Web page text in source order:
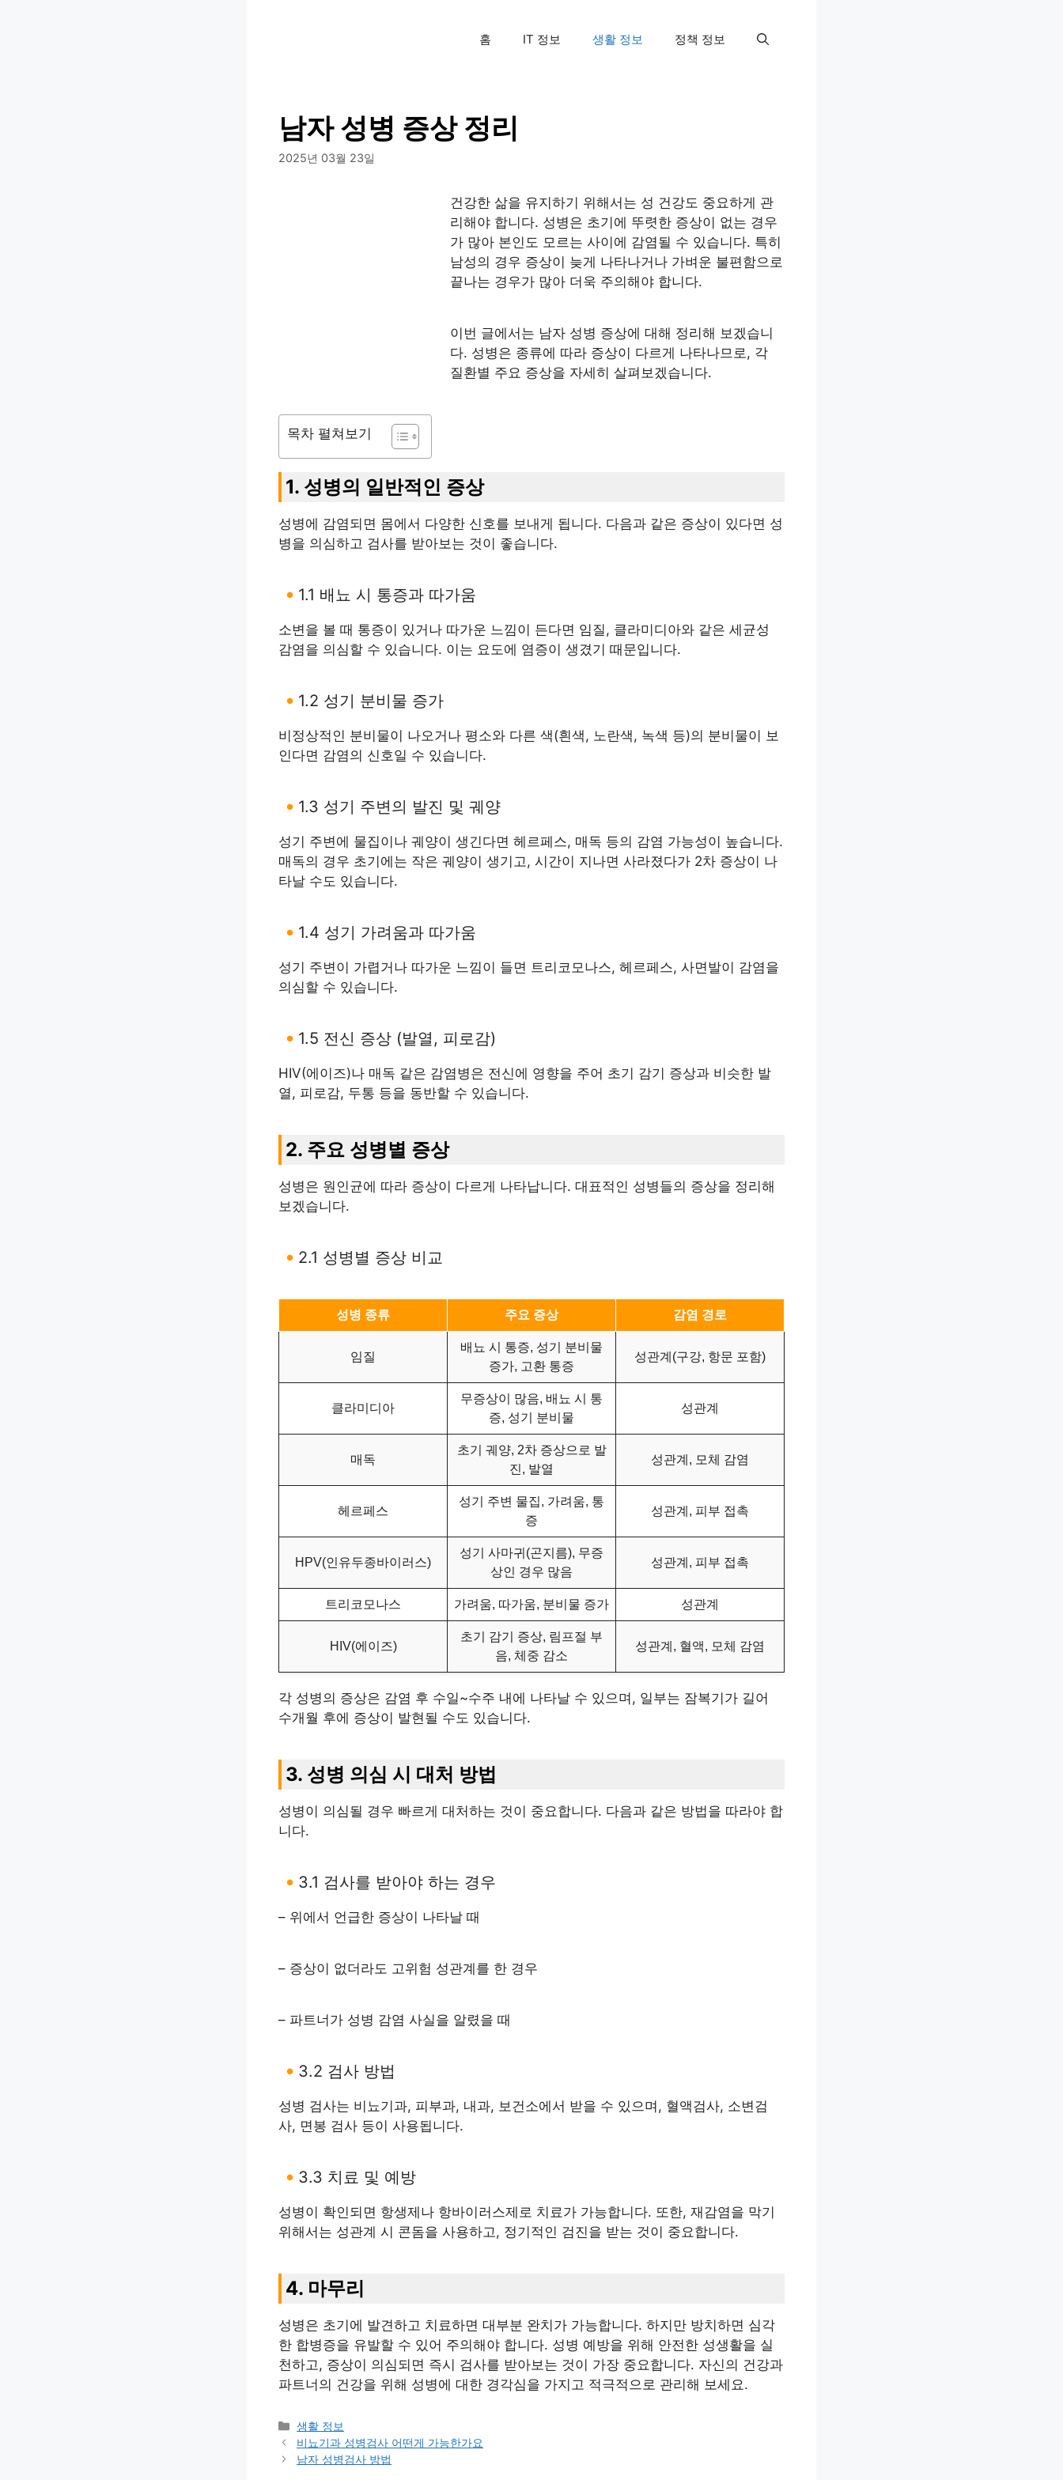
홈 IT 정보 생활 정보 정책 정보
남자 성병 증상 정리
2025년 03월 23일
건강한 삶을 유지하기 위해서는 성 건강도 중요하게 관
리해야 합니다. 성병은 초기에 뚜렷한 증상이 없는 경우
가 많아 본인도 모르는 사이에 감염될 수 있습니다. 특히
남성의 경우 증상이 늦게 나타나거나 가벼운 불편함으로
끝나는 경우가 많아 더욱 주의해야 합니다.
이번 글에서는 남자 성병 증상에 대해 정리해 보겠습니
다. 성병은 종류에 따라 증상이 다르게 나타나므로, 각
질환별 주요 증상을 자세히 살펴보겠습니다.
목차 펼쳐보기
1. 성병의 일반적인 증상
성병에 감염되면 몸에서 다양한 신호를 보내게 됩니다. 다음과 같은 증상이 있다면 성
병을 의심하고 검사를 받아보는 것이 좋습니다.
1.1 배뇨 시 통증과 따가움
소변을 볼 때 통증이 있거나 따가운 느낌이 든다면 임질, 클라미디아와 같은 세균성
감염을 의심할 수 있습니다. 이는 요도에 염증이 생겼기 때문입니다.
1.2 성기 분비물 증가
비정상적인 분비물이 나오거나 평소와 다른 색(흰색, 노란색, 녹색 등)의 분비물이 보
인다면 감염의 신호일 수 있습니다.
1.3 성기 주변의 발진 및 궤양
성기 주변에 물집이나 궤양이 생긴다면 헤르페스, 매독 등의 감염 가능성이 높습니다.
매독의 경우 초기에는 작은 궤양이 생기고, 시간이 지나면 사라졌다가 2차 증상이 나
타날 수도 있습니다.
1.4 성기 가려움과 따가움
성기 주변이 가렵거나 따가운 느낌이 들면 트리코모나스, 헤르페스, 사면발이 감염을
의심할 수 있습니다.
1.5 전신 증상 (발열, 피로감)
HIV(에이즈)나 매독 같은 감염병은 전신에 영향을 주어 초기 감기 증상과 비슷한 발
열, 피로감, 두통 등을 동반할 수 있습니다.
2. 주요 성병별 증상
성병은 원인균에 따라 증상이 다르게 나타납니다. 대표적인 성병들의 증상을 정리해
보겠습니다.
2.1 성병별 증상 비교
성병 종류 주요 증상 감염 경로
임질
배뇨 시 통증, 성기 분비물
증가, 고환 통증
성관계(구강, 항문 포함)
클라미디아
무증상이 많음, 배뇨 시 통
증, 성기 분비물
성관계
매독
초기 궤양, 2차 증상으로 발
진, 발열
성관계, 모체 감염
헤르페스
성기 주변 물집, 가려움, 통
증
성관계, 피부 접촉
HPV(인유두종바이러스)
성기 사마귀(곤지름), 무증
상인 경우 많음
성관계, 피부 접촉
트리코모나스 가려움, 따가움, 분비물 증가 성관계
HIV(에이즈)
초기 감기 증상, 림프절 부
음, 체중 감소
성관계, 혈액, 모체 감염
각 성병의 증상은 감염 후 수일~수주 내에 나타날 수 있으며, 일부는 잠복기가 길어
수개월 후에 증상이 발현될 수도 있습니다.
3. 성병 의심 시 대처 방법
성병이 의심될 경우 빠르게 대처하는 것이 중요합니다. 다음과 같은 방법을 따라야 합
니다.
3.1 검사를 받아야 하는 경우
– 위에서 언급한 증상이 나타날 때
– 증상이 없더라도 고위험 성관계를 한 경우
– 파트너가 성병 감염 사실을 알렸을 때
3.2 검사 방법
성병 검사는 비뇨기과, 피부과, 내과, 보건소에서 받을 수 있으며, 혈액검사, 소변검
사, 면봉 검사 등이 사용됩니다.
3.3 치료 및 예방
성병이 확인되면 항생제나 항바이러스제로 치료가 가능합니다. 또한, 재감염을 막기
위해서는 성관계 시 콘돔을 사용하고, 정기적인 검진을 받는 것이 중요합니다.
4. 마무리
성병은 초기에 발견하고 치료하면 대부분 완치가 가능합니다. 하지만 방치하면 심각
한 합병증을 유발할 수 있어 주의해야 합니다. 성병 예방을 위해 안전한 성생활을 실
천하고, 증상이 의심되면 즉시 검사를 받아보는 것이 가장 중요합니다. 자신의 건강과
파트너의 건강을 위해 성병에 대한 경각심을 가지고 적극적으로 관리해 보세요.
카
테
고
생활 정보
비뇨기과 성병검사 어떤게 가능한가요
남자 성병검사 방법